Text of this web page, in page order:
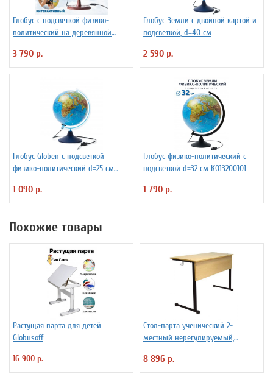
Глобус с подсветкой физико-
политический на деревянной
3 790 р.
Глобус Земли с двойной картой и
подсветкой, d=40 см
2 590 р.
Глобус Globen с подсветкой
физико-политический d=25 см
1 090 р.
Глобус физико-политический с
подсветкой d=32 см К013200101
1 790 р.
Похожие товары
Растущая парта для детей
Globusoff
16 900 р.
Стол-парта ученический 2-
местный нерегулируемый,
ПШ2/13А бук
8 896 р.